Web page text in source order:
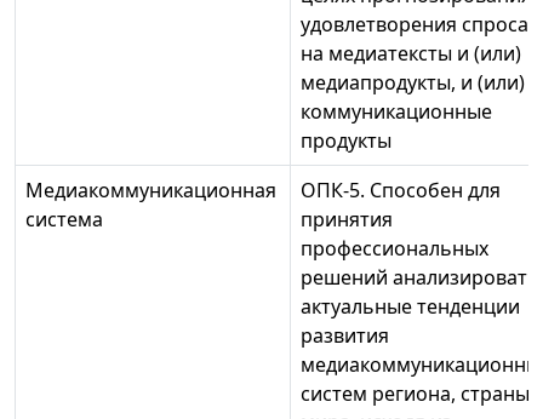
удовлетворения спроса
на медиатексты и (или)
медиапродукты, и (или)
коммуникационные
продукты
Медиакоммуникационная
система
ОПК-5. Способен для
принятия
профессиональных
решений анализировать
актуальные тенденции
развития
систем региона, страны